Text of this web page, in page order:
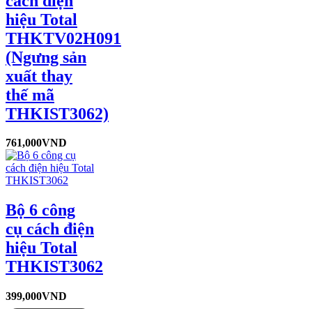
hiệu Total
THKTV02H091
(Ngưng sản
xuất thay
thế mã
THKIST3062)
761,000VND
Bộ 6 công
cụ cách điện
hiệu Total
THKIST3062
399,000VND